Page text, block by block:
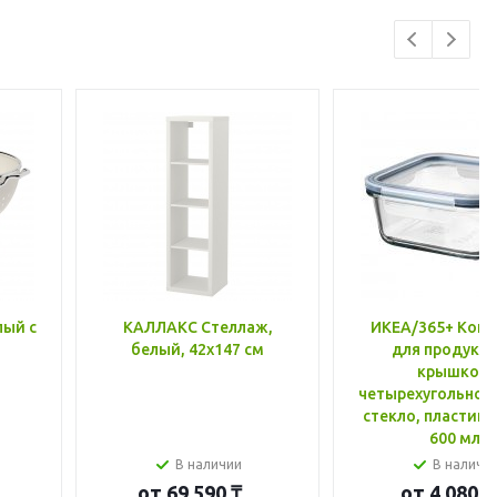
с
КАЛЛАКС Стеллаж,
белый, 42x147 см
В наличии
от 69 590 ₸
ИКЕА/365+
для
крышкой,
стекло, пластик
600 мл
В
от 4 080 ₸